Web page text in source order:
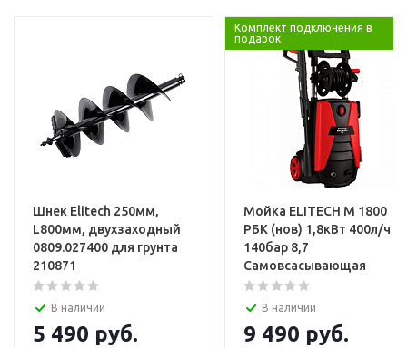
Шнек Elitech 250мм,
L800мм, двухзаходный
0809.027400 для грунта
210871
В наличии
5 490 руб.
Комплект подключения в
подарок
Мойка ELITECH М 1800
РБК (нов) 1,8кВт 400л/ч
140бар 8,7
Самовсасывающая
В наличии
9 490 руб.